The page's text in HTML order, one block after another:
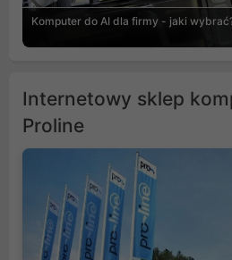
Komputer do AI dla firmy - jaki
Internetowy sklep
Proline